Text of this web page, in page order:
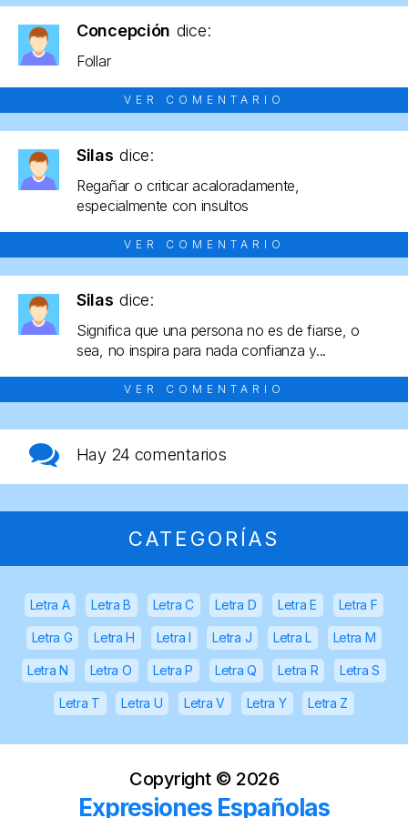
Concepción dice:
Follar
VER COMENTARIO
Silas dice:
Regañar o criticar acaloradamente,
especialmente con insultos
VER COMENTARIO
Silas dice:
Significa que una persona no es de fiarse, o
sea, no inspira para nada confianza y...
VER COMENTARIO
Hay 24 comentarios
CATEGORÍAS
Letra A Letra B Letra C Letra D Letra E Letra F
Letra G Letra H Letra I Letra J Letra L Letra M
Letra N Letra O Letra P Letra Q Letra R Letra S
Letra T Letra U Letra V Letra Y Letra Z
Copyright © 2026
Expresiones Españolas